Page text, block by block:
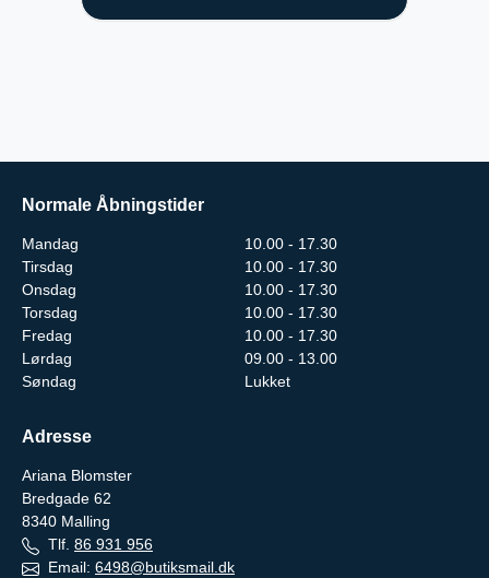
Normale Åbningstider
Mandag
10.00 - 17.30
Tirsdag
10.00 - 17.30
Onsdag
10.00 - 17.30
Torsdag
10.00 - 17.30
Fredag
10.00 - 17.30
Lørdag
09.00 - 13.00
Søndag
Lukket
Adresse
Ariana Blomster
Bredgade 62
8340 Malling
Tlf. 86 931 956
Email: 6498@butiksmail.dk